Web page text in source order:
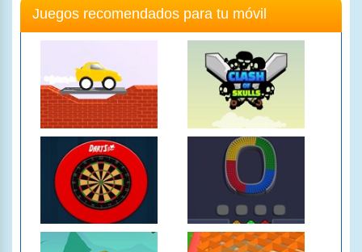
Juegos recomendados para tu móvil